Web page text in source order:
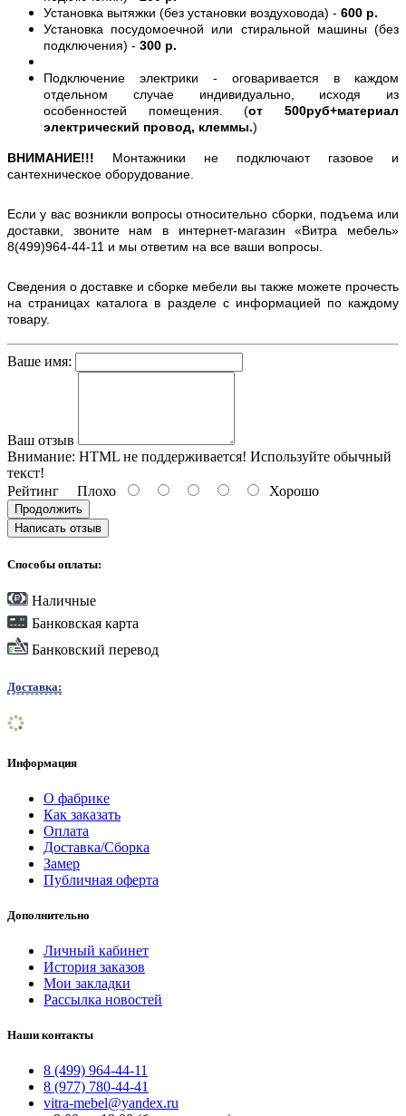
Установка вытяжки (без установки воздуховода) - 600 р.
Установка посудомоечной или стиральной машины (без
подключения) - 300 р.
Подключение электрики - оговаривается в каждом
отдельном случае индивидуально, исходя из
особенностей помещения. (от 500руб+материал
электрический провод, клеммы.)
ВНИМАНИЕ!!! Монтажники не подключают газовое и
сантехническое оборудование.
Если у вас возникли вопросы относительно сборки, подъема или
доставки, звоните нам в интернет-магазин «Витра мебель»
8(499)964-44-11 и мы ответим на все ваши вопросы.
Сведения о доставке и сборке мебели вы также можете прочесть
на страницах каталога в разделе с информацией по каждому
товару.
Ваше имя:
Ваш отзыв
Внимание: HTML не поддерживается! Используйте обычный
текст!
Рейтинг Плохо Хорошо
Продолжить
Написать отзыв
Способы оплаты:
Наличные
Банковская карта
Банковский перевод
Доставка:
Информация
О фабрике
Как заказать
Оплата
Доставка/Сборка
Замер
Публичная оферта
Дополнительно
Личный кабинет
История заказов
Мои закладки
Рассылка новостей
Наши контакты
8 (499) 964-44-11
8 (977) 780-44-41
vitra-mebel@yandex.ru